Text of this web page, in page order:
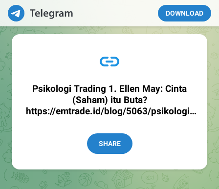
DOWNLOAD
Psikologi Trading 1. Ellen May: Cinta
(Saham) itu Buta?
https://emtrade.id/blog/5063/psikologi-
SHARE